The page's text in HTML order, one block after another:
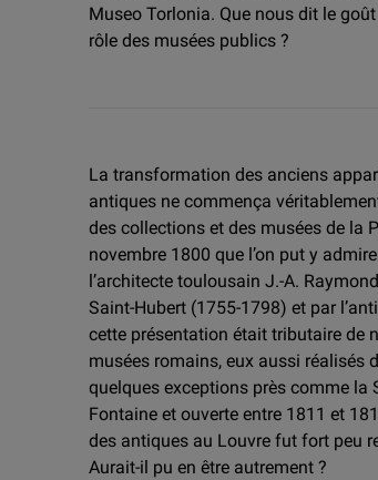
Museo Torlonia. Que nous dit le
rôle des musées publics ?
La transformation des anciens
antiques ne commença
des collections et des musées de la
novembre 1800 que l’on put y
l’architecte toulousain J.-A.
Saint-Hubert (1755-1798) et par
cette présentation était tributaire de
musées romains, eux aussi réalisés
quelques exceptions près comme la
Fontaine et ouverte entre 1811 et
des antiques au Louvre fut fort peu
Aurait-il pu en être autrement ?